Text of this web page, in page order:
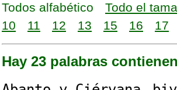
Todos alfabético Todo el
10
11 12 13 15 16 17
Hay 23 palabras